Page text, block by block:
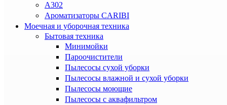
A302
Ароматизаторы CARIBI
Моечная и уборочная техника
Бытовая техника
Минимойки
Пароочистители
Пылесосы сухой уборки
Пылесосы влажной и сухой уборки
Пылесосы моющие
Пылесосы с аквафильтром